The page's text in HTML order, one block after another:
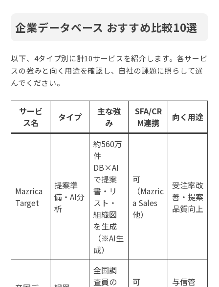
企業データベース おすすめ比較10選
以下、4タイプ別に計10サービスを紹介します。各サービ
スの強みと向く用途を確認し、自社の課題に照らして選
んでください。
サービ
ス名
タイプ
主な強
み
SFA/CR
M連携
向く用途
Mazrica
Target
提案準
備・AI分
析
約560万
件
DB×AI
で提案
書・リ
スト・
組織図
を生成
（※AI生
成）
可
（Mazric
a Sales
他）
受注率改
善・提案
品質向上
全国調
査員の
可 与信管